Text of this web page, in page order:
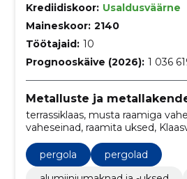
Krediidiskoor: Usaldusväärne
Maineskoor: 2140
Töötajaid: 10
Prognooskäive (2026): 1 036
Metalluste ja
terrassiklaas, musta raamiga
vaheseinad, raamita uksed,
alumiiniumaknad,
pergolad, klaasvaheseinad ja -
pergola
pergolad